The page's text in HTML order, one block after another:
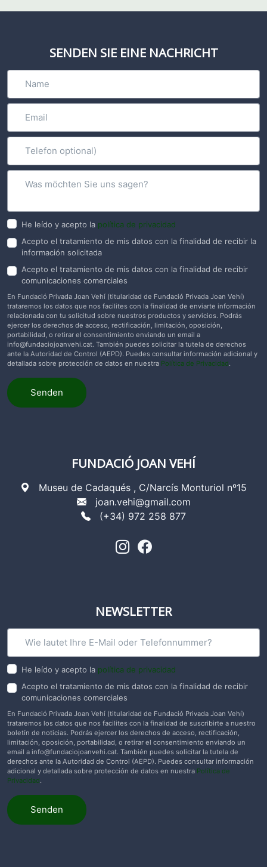
SENDEN SIE EINE NACHRICHT
He leído y acepto la política de privacidad
Acepto el tratamiento de mis datos con la finalidad de recibir la
información solicitada
Acepto el tratamiento de mis datos con la finalidad de recibir
comunicaciones comerciales
En Fundació Privada Joan Vehí (titularidad de Fundació Privada Joan Vehí)
trataremos los datos que nos facilites con la finalidad de enviarte información
relacionada con tu solicitud sobre nuestros productos y servicios. Podrás
ejercer los derechos de acceso, rectificación, limitación, oposición,
portabilidad, o retirar el consentimiento enviando un email a
info@fundaciojoanvehi.cat. También puedes solicitar la tutela de derechos
ante la Autoridad de Control (AEPD). Puedes consultar información adicional y
detallada sobre protección de datos en nuestra Política de Privacidad.
Senden
FUNDACIÓ JOAN VEHÍ
Museu de Cadaqués , C/Narcís Monturiol nº15
joan.vehi@gmail.com
(+34) 972 258 877
NEWSLETTER
He leído y acepto la política de privacidad
Acepto el tratamiento de mis datos con la finalidad de recibir
comunicaciones comerciales
En Fundació Privada Joan Vehí (titularidad de Fundació Privada Joan Vehí)
trataremos los datos que nos facilites con la finalidad de suscribirte a nuestro
boletín de noticias. Podrás ejercer los derechos de acceso, rectificación,
limitación, oposición, portabilidad, o retirar el consentimiento enviando un
email a info@fundaciojoanvehi.cat. También puedes solicitar la tutela de
derechos ante la Autoridad de Control (AEPD). Puedes consultar información
adicional y detallada sobre protección de datos en nuestra Política de
Privacidad.
Senden